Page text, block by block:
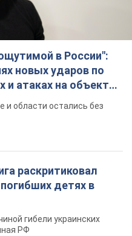
в России":
новых ударов по
и атаках на объекты
и области остались без
раскритиковал
детях в
гибели украинских
РФ